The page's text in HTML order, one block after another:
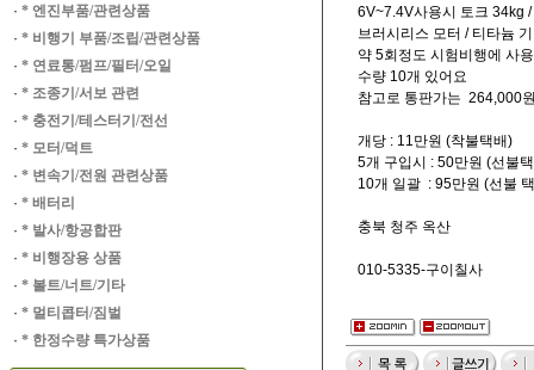
· * 엔진부품/관련상품
· * 비행기 부품/조립/관련상품
· * 연료통/펌프/필터/오일
· * 조종기/서보 관련
· * 충전기/테스터기/전선
· * 모터/덕트
· * 변속기/전원 관련상품
· * 배터리
· * 발사/항공합판
· * 비행장용 상품
· * 볼트/너트/기타
· * 멀티콥터/짐벌
· * 한정수량 특가상품
6V~7.4V사용시 토크 34kg
브러시리스 모터 / 티타늄
약 5회정도 시험비행에 사
수량 10개 있어요
참고로 통판가는 264,000
개당 : 11만원 (착불택배)
5개 구입시 : 50만원 (선불
10개 일괄 : 95만원 (선불
충북 청주 옥산
010-5335-구이칠사